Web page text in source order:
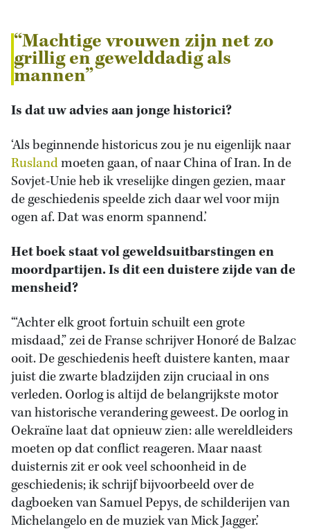
“Machtige vrouwen zijn net zo
grillig en gewelddadig als
mannen”
Is dat uw advies aan jonge historici?
‘Als beginnende historicus zou je nu eigenlijk naar
Ruslandmoeten gaan, of naar China of Iran. In de
Sovjet-Unie heb ik vreselijke dingen gezien, maar
de geschiedenis speelde zich daar wel voor mijn
ogen af. Dat was enorm spannend.’
Het boek staat vol geweldsuitbarstingen en
moordpartijen. Is dit een duistere zijde van de
mensheid?
‘“Achter elk groot fortuin schuilt een grote
misdaad,” zei de Franse schrijver Honoré de Balzac
ooit. De geschiedenis heeft duistere kanten, maar
juist die zwarte bladzijden zijn cruciaal in ons
verleden. Oorlog is altijd de belangrijkste motor
van historische verandering geweest. De oorlog in
Oekraïne laat dat opnieuw zien: alle wereldleiders
moeten op dat conflict reageren. Maar naast
duisternis zit er ook veel schoonheid in de
geschiedenis; ik schrijf bijvoorbeeld over de
dagboeken van Samuel Pepys, de schilderijen van
Michelangelo en de muziek van Mick Jagger.’